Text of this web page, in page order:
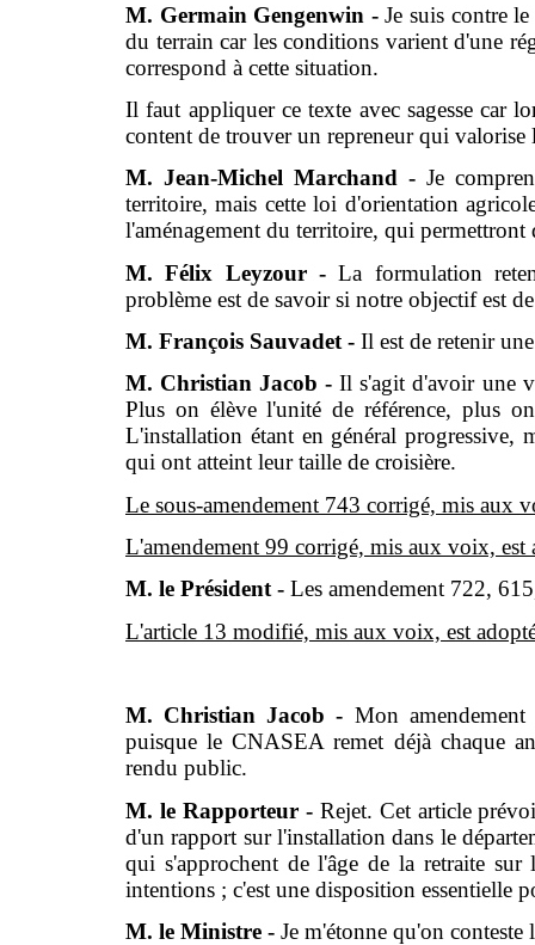
M. Germain Gengenwin -Je suis contre
du terrain car les conditions varient d'une
correspond à cette situation.
Il faut appliquer ce texte avec sagesse car
content de trouver un repreneur qui valorise
M. Jean-Michel Marchand - Je
territoire, mais cette loi d'orientation
l'aménagement du territoire, qui
M. Félix Leyzour -La formulation
problème est de savoir si notre objectif est
M. François Sauvadet - Il est de retenir
M. Christian Jacob -Il s'agit d'avoir une
Plus on élève l'unité de référence, plus
L'installation étant en général progressive,
qui ont atteint leur taille de croisière.
Le sous-amendement 743 corrigé, mis aux
L'amendement 99 corrigé, mis aux voix, est
M. le Président - Les amendement 722,
L'article 13 modifié, mis aux voix, est
M. Christian Jacob - Mon
puisque le CNASEA remet déjà chaque
rendu public.
M. le Rapporteur - Rejet. Cet article
d'un rapport sur l'installation dans le
qui s'approchent de l'âge de la retraite
intentions ; c'est une disposition essentielle
M. le Ministre - Je m'étonne qu'on conteste